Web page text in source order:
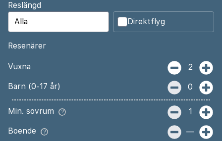
Reslängd
Direktflyg
Resenärer
Vuxna 2
Barn (0-17 år) 0
Min. sovrum 1
Boende —